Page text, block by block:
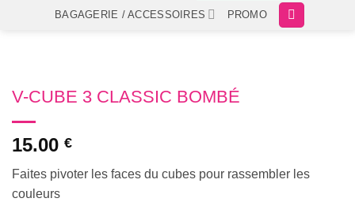
BAGAGERIE / ACCESSOIRES PROMO
V-CUBE 3 CLASSIC BOMBÉ
15.00 €
Faites pivoter les faces du cubes pour rassembler les
couleurs